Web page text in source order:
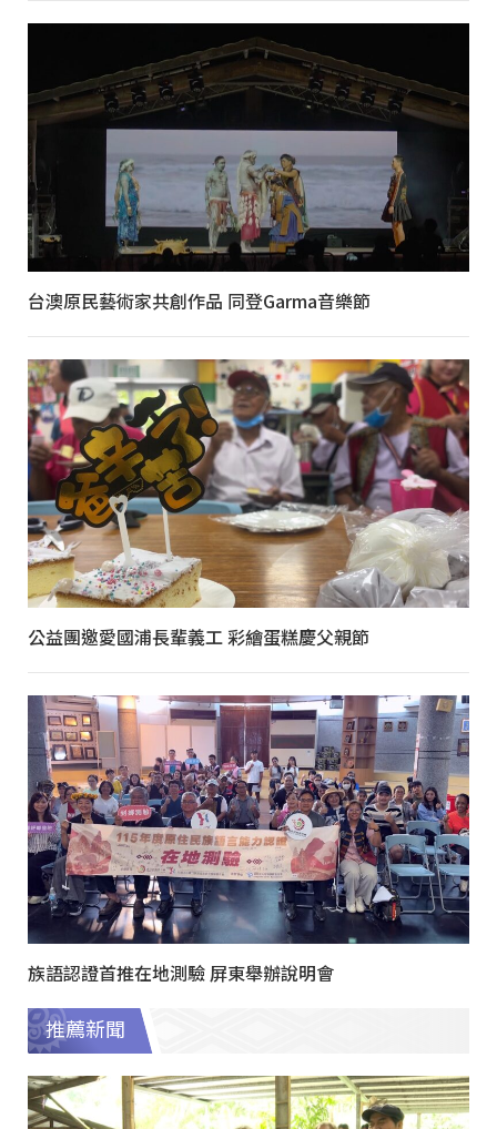
台澳原民藝術家共創作品 同登Garma音樂節
公益團邀愛國浦長輩義工 彩繪蛋糕慶父親節
族語認證首推在地測驗 屏東舉辦說明會
推薦新聞